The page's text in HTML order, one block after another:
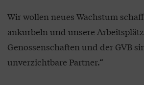
Wir wollen neues Wachstum
ankurbeln und unsere
Genossenschaften und der GVB
unverzichtbare Partner.“